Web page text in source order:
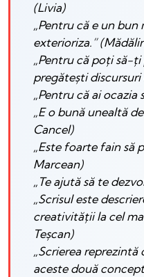
(Livia)
„Pentru că e un bun
exterioriza.”
„Pentru că poți să-
pregătești discursuri
„Pentru că ai ocazia
„E o bună unealtă
Cancel)
„Este foarte fain să
Marcean)
„Te ajută să te
„Scrisul este
creativității la cel
Teșcan)
„Scrierea reprezintă
aceste două